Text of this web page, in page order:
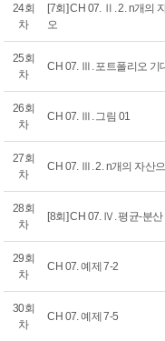
24회
차
[7회] CH 07. Ⅱ. 2. n개의
오
25회
차
CH 07. Ⅲ. 포트폴리오 기
26회
차
CH 07. Ⅲ. 그림 01
27회
차
CH 07. Ⅲ. 2. n개의 자산
28회
차
[8회] CH 07. Ⅳ. 평균-분
29회
차
CH 07. 예제 7-2
30회
차
CH 07. 예제 7-5